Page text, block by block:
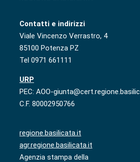
Contatti e indirizzi
Viale Vincenzo Verrastro, 4
85100 Potenza PZ
Tel 0971 661111
URP
PEC: AOO-
C.F. 80002950766
regione.basilicata.it
agr.regione.basilicata.it
Agenzia stampa della